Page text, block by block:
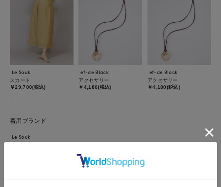
Le Souk
スカート
￥29,700(税込)
ef-de Black
アクセサリー
￥4,180(税込)
ef-de Black
アクセサリー
￥4,180(税込)
着用ブランド
Le Souk
【着用サイズ】全て9号【着用カラー】ベージュ 春の集まりに